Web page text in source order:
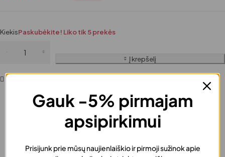
KiekisPaskubėkite! Liko tik 5 prekės
Į krepšelį
Greitas pristatymas
Užsakymus išsiunčiame greitai
Šią prekę galima supakuoti kaip dovaną
Gauk -5% pirmajam
apsipirkimui
Prisijunk prie mūsų naujienlaiškio ir pirmoji sužinok apie